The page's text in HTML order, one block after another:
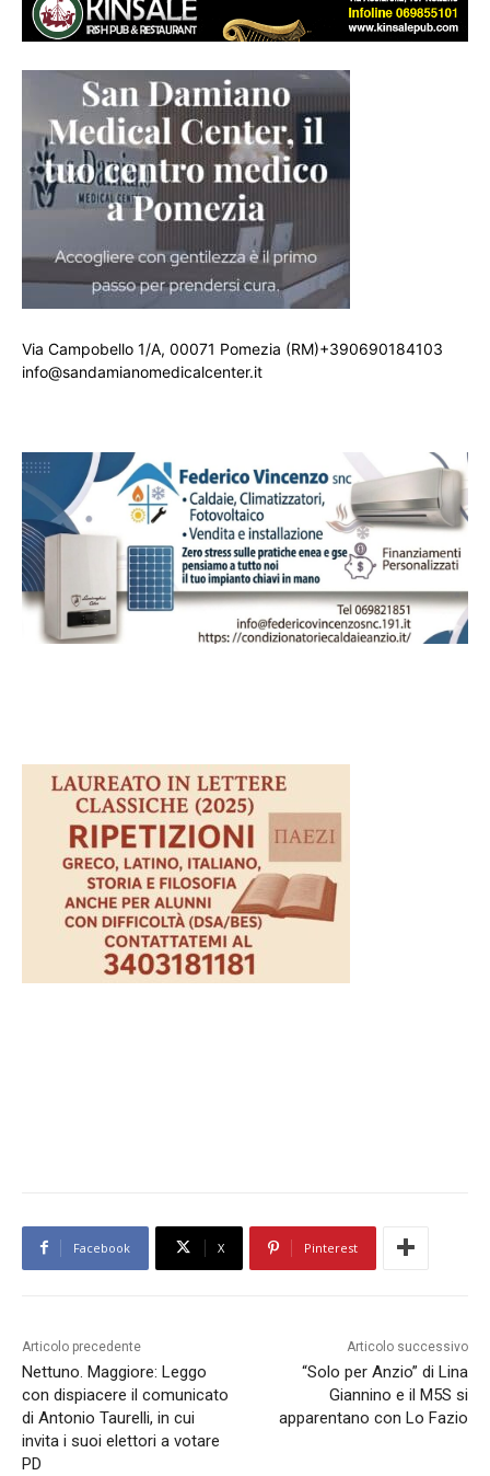
Via Campobello 1/A, 00071 Pomezia (RM)+390690184103
info@sandamianomedicalcenter.it
Facebook X Pinterest
Articolo precedente
Nettuno. Maggiore: Leggo
con dispiacere il comunicato
di Antonio Taurelli, in cui
invita i suoi elettori a votare
PD
Articolo successivo
“Solo per Anzio” di Lina
Giannino e il M5S si
apparentano con Lo Fazio